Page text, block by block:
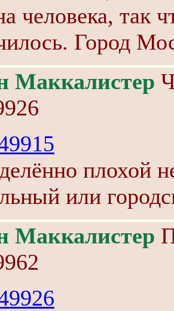
человека, так
Город
Маккалистер
плохой
или
Маккалистер